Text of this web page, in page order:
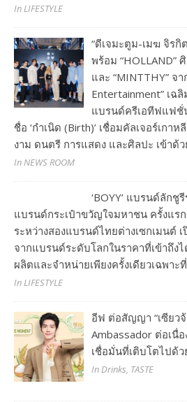
In LIFESTYLE
“ดีเจมะตูม-เมฆ จิรกิ
พร้อม “HOLLAND”
และ “MINTTHY” จา
Entertainment” เฉลิ
แบรนด์ครีเอทีฟแฟชั่
ชื่อ ‘กำเนิด (Birth)’ เชื่อมคัลเจอร์เก
งาม ดนตรี การแสดง และศิลปะ เข้าด้
In NEWS ROOM
‘BOYY’ แบรนด์ลักชู
แบรนด์กระเป๋าขวัญใจมหาชน ครั้งแร
ระหว่างสองแบรนด์ไทยต่างเซกเมนต์
จากแบรนด์ระดับโลกในราคาที่เข้าถึง
ผลิตและจำหน่ายเพียงครั้งเดียวเฉพาะ
In LIFESTYLE
อีฟ ต่อสัญญา “เซียวจ้
Ambassador ต่อเนื่
เชื่อมั่นที่เติบโตไปด้
In Drinks, TASTE